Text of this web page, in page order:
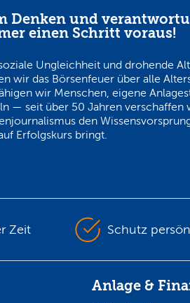
Denken und
einen Schritt voraus!
Ungleichheit und drohende
wir das Börsenfeuer über alle
wir Menschen, eigene
— seit über 50 Jahren verschaffen
den
Erfolgskurs bringt.
Zeit Schutz
Anlage &